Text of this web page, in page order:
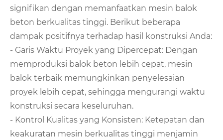
signifikan dengan memanfaatkan mesin balok
beton berkualitas tinggi. Berikut beberapa
dampak positifnya terhadap hasil konstruksi Anda:
- Garis Waktu Proyek yang Dipercepat: Dengan
memproduksi balok beton lebih cepat, mesin
balok terbaik memungkinkan penyelesaian
proyek lebih cepat, sehingga mengurangi waktu
konstruksi secara keseluruhan.
- Kontrol Kualitas yang Konsisten: Ketepatan dan
keakuratan mesin berkualitas tinggi menjamin